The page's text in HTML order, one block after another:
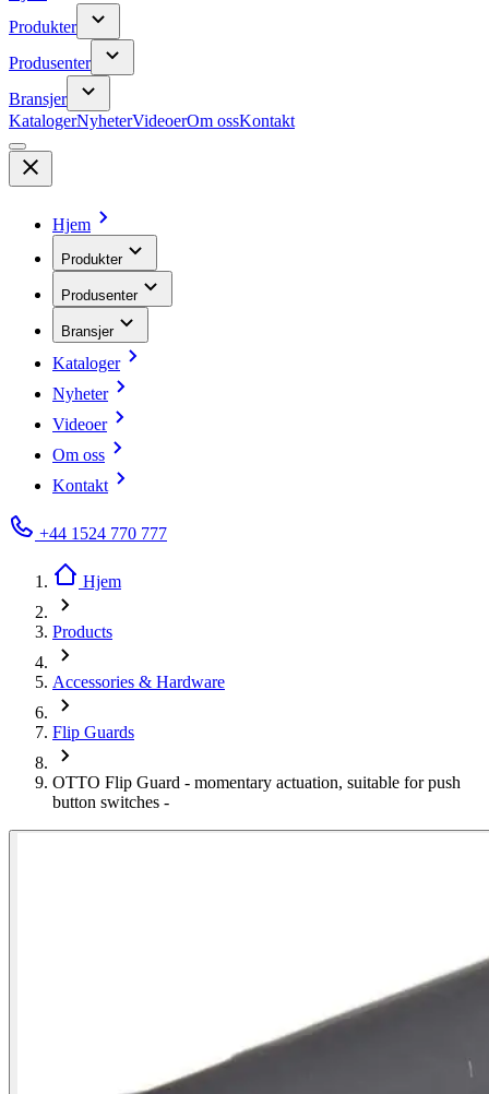
Produkter
Produsenter
Bransjer
KatalogerNyheterVideoerOm ossKontakt
Hjem
Produkter
Produsenter
Bransjer
Kataloger
Nyheter
Videoer
Om oss
Kontakt
+44 1524 770 777
Hjem
Products
Accessories & Hardware
Flip Guards
OTTO Flip Guard - momentary actuation, suitable for push
button switches -